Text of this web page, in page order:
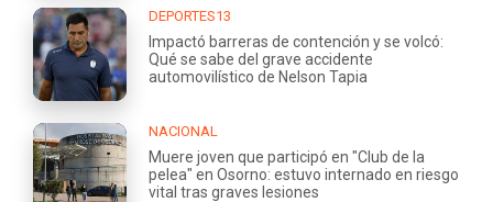
DEPORTES13
Impactó barreras de contención y se volcó:
Qué se sabe del grave accidente
automovilístico de Nelson Tapia
NACIONAL
Muere joven que participó en "Club de la
pelea" en Osorno: estuvo internado en riesgo
vital tras graves lesiones